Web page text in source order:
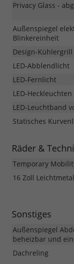
Privacy Glass -
Außenspiegel
Blinkereinheit
Design-Kühlergrill
LED-Abblendlicht
LED-Fernlicht
LED-Heckleuchten
LED-Leuchtband
Statisches
Räder &
Temporary
16 Zoll
Sonstiges
Außenspiegel
beheizbar und
Dachreling